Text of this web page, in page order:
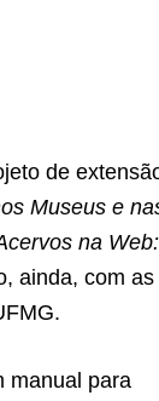
de
Museus e
na Web:
ainda, com as
manual para